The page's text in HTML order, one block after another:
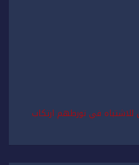
في تورطهم ارتكاب